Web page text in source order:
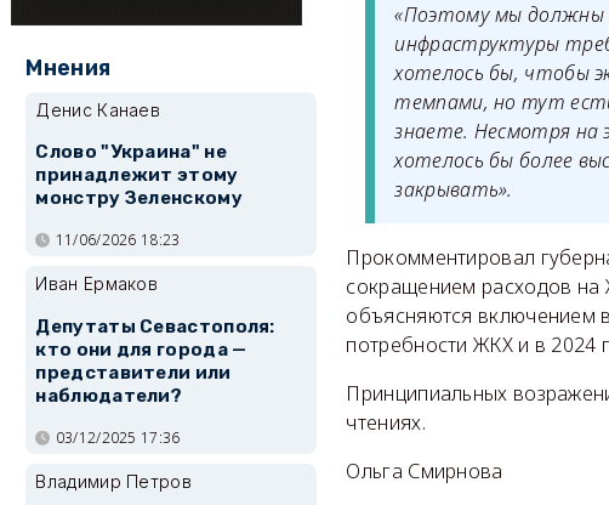
«Поэтому мы должны
инфраструктуры
хотелось бы, чтобы
темпами, но тут
знаете. Несмотря на
хотелось бы более
закрывать».
Прокомментировал
сокращением расходов на
объясняются включением
потребности ЖКХ и в 2024
Принципиальных
чтениях.
Ольга Смирнова
Мнения
Денис Канаев
Слово "Украина" не
принадлежит этому
монстру Зеленскому
11/06/2026 18:23
Иван Ермаков
Депутаты Севастополя:
кто они для города —
представители или
наблюдатели?
03/12/2025 17:36
Владимир Петров